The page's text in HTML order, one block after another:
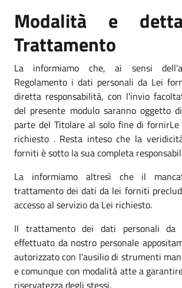
Modalità e
Trattamento
La informiamo che, ai sensi
Regolamento i dati personali da Lei
diretta responsabilità, con l'invio
del presente modulo saranno oggetto
parte del Titolare al solo fine di
richiesto . Resta inteso che la
forniti è sotto la sua completa
La informiamo altresì che il
trattamento dei dati da lei forniti
accesso al servizio da Lei richiesto.
Il trattamento dei dati personali
effettuato da nostro personale
autorizzato con l'ausilio di strumenti
e comunque con modalità atte a
riservatezza degli stessi.